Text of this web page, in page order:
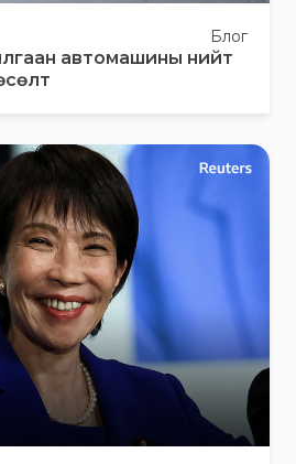
Блог
автомашины нийт